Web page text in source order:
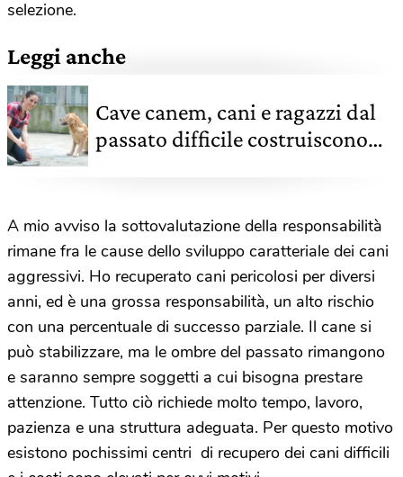
selezione.
Leggi anche
Cave canem, cani e ragazzi dal
passato difficile costruiscono
A mio avviso la sottovalutazione della responsabilità
rimane fra le cause dello sviluppo caratteriale dei cani
aggressivi. Ho recuperato cani pericolosi per diversi
anni, ed è una grossa responsabilità, un alto rischio
con una percentuale di successo parziale. Il cane si
può stabilizzare, ma le ombre del passato rimangono
e saranno sempre soggetti a cui bisogna prestare
attenzione. Tutto ciò richiede molto tempo, lavoro,
pazienza e una struttura adeguata. Per questo motivo
esistono pochissimi centri di recupero dei cani difficili